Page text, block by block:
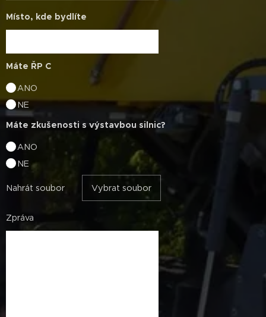
Místo, kde bydlíte
Máte ŘP C
ANO
NE
Máte zkušenosti s výstavbou silnic?
ANO
NE
Nahrát soubor Vybrat soubor
Zpráva